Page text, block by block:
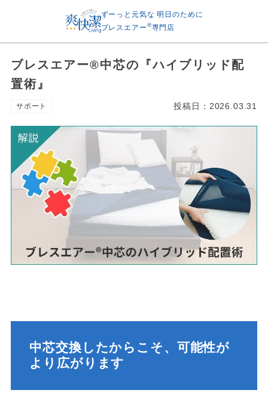
ずーっと元気な 明日のために
ブレスエアー®専門店
ブレスエアー®中芯の『ハイブリッド配
置術』
サポート 投稿日： 2026.03.31
中芯交換したからこそ、可能性が
より広がります